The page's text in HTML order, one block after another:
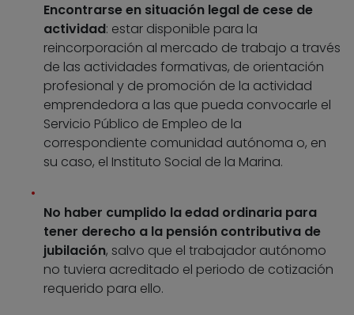
Encontrarse en situación legal de cese de
actividad: estar disponible para la
reincorporación al mercado de trabajo a través
de las actividades formativas, de orientación
profesional y de promoción de la actividad
emprendedora a las que pueda convocarle el
Servicio Público de Empleo de la
correspondiente comunidad autónoma o, en
su caso, el Instituto Social de la Marina.
No haber cumplido la edad ordinaria para
tener derecho a la pensión contributiva de
jubilación, salvo que el trabajador autónomo
no tuviera acreditado el periodo de cotización
requerido para ello.